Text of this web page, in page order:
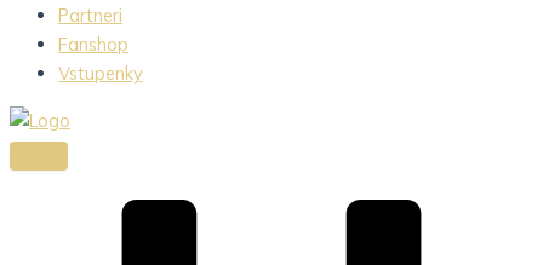
Partneri
Fanshop
Vstupenky